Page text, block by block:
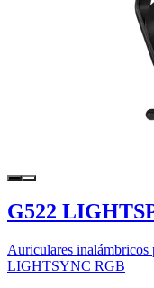
G522
Auriculares
LIGHTSYNC RGB